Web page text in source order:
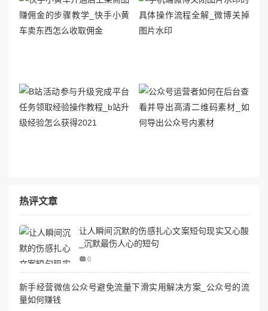
热评文章
让人瞬间沉默的伤感扎心文案短句现实又心酸
_沉默最伤人心的短句
0
新手经营微信公众号避免流量下滑实用解决方案_公众号的流
量如何赚钱